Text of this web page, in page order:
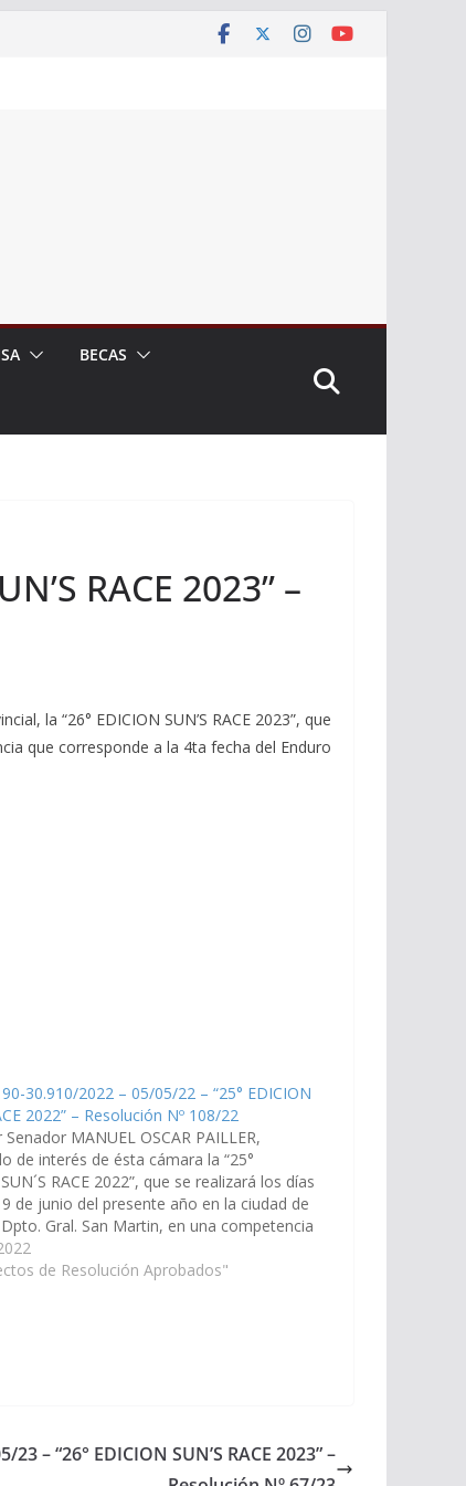
BECAS
RACE 2023” –
la “26° EDICION SUN’S RACE 2023”, que
que corresponde a la 4ta fecha del Enduro
90-30.910/2022 – 05/05/22 – “25° EDICION
2022” – Resolución Nº 108/22
MANUEL OSCAR PAILLER,
de interés de ésta cámara la “25°
RACE 2022”, que se realizará los días
de junio del presente año en la ciudad de
Gral. San Martin, en una competencia
a la 5ta fecha…
de Resolución Aprobados"
– “26° EDICION SUN’S RACE 2023” –